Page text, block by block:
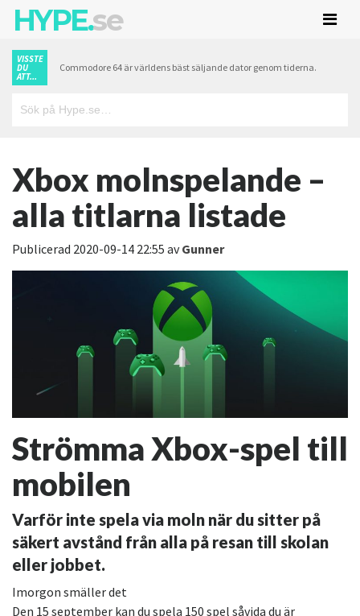
HYPE.se
VISSTE
DU
ATT...
Commodore 64 är världens bäst säljande dator genom tiderna.
Xbox molnspelande –
alla titlarna listade
Publicerad 2020-09-14 22:55 avGunner
Strömma Xbox-spel till
mobilen
Varför inte spela via moln när du sitter på
säkert avstånd från alla på resan till skolan
eller jobbet.
Imorgon smäller det
Den 15 september kan du spela 150 spel såvida du är